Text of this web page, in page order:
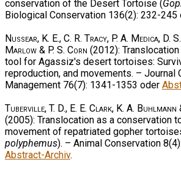
conservation of the Desert Tortoise (
Biological Conservation 136(2): 232-245
Nussear, K. E., C. R. Tracy, P. A. Medica, D.
Marlow & P. S. Corn (2012):
tool for Agassiz's desert tortoises:
reproduction, and movements. – Journal
Management 76(7): 1341-1353 oder
Tuberville, T. D., E. E. Clark, K. A. Buhlmann
(2005): Translocation as a conservation
movement of repatriated gopher
polyphemus). – Animal Conservation
Abstract-Archiv.